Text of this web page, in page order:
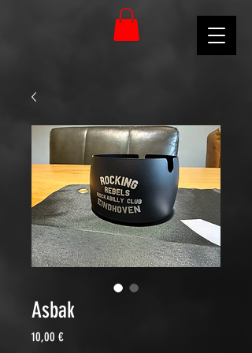
Asbak
10,00 €Preis